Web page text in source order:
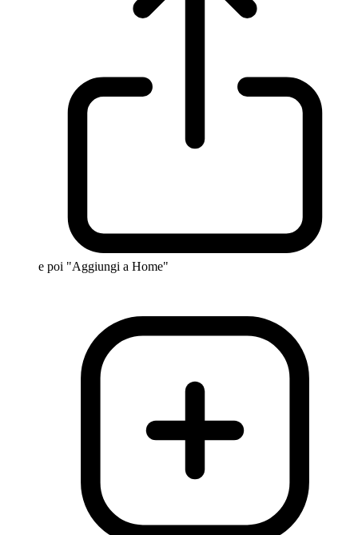
e poi "Aggiungi a Home"